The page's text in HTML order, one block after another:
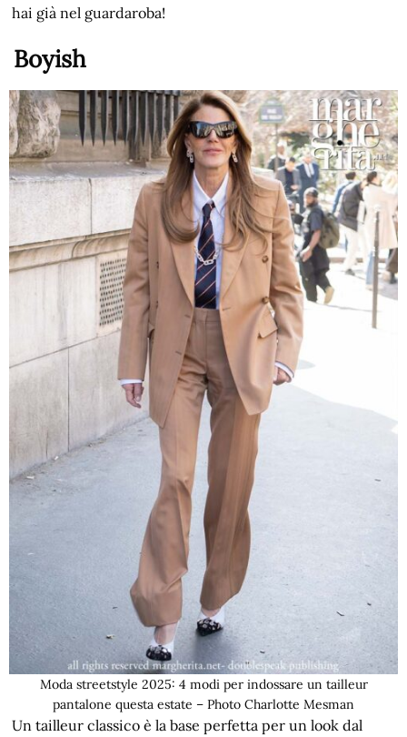
hai già nel guardaroba!
Boyish
Moda streetstyle 2025: 4 modi per indossare un tailleur
pantalone questa estate – Photo Charlotte Mesman
Un tailleur classico è la base perfetta per un look dal